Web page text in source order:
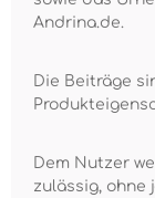
Andrina.de.
Die Beiträge
Dem Nutzer
zulässig, ohne